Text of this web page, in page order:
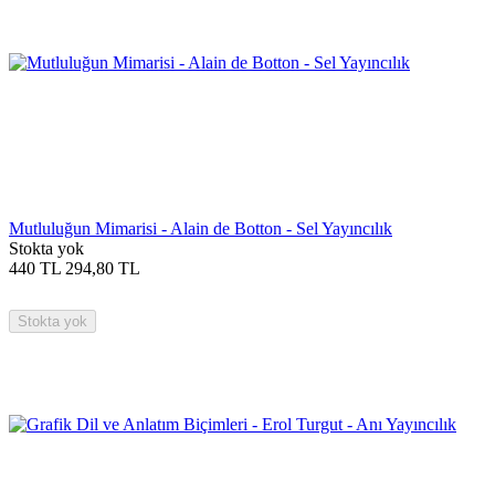
Mutluluğun Mimarisi - Alain de Botton - Sel Yayıncılık
Stokta yok
440 TL 294,80 TL
Stokta yok